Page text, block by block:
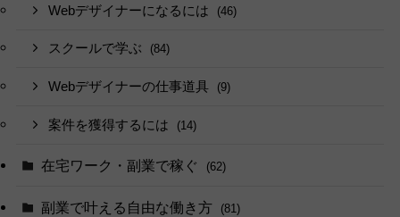
Webデザイナーになるには (46)
スクールで学ぶ (84)
Webデザイナーの仕事道具 (9)
案件を獲得するには (14)
在宅ワーク・副業で稼ぐ (62)
副業で叶える自由な働き方 (81)